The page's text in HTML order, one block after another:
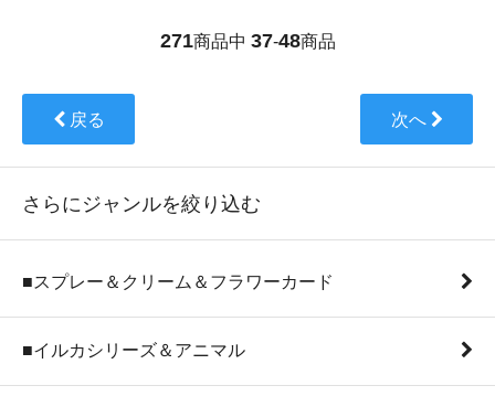
271商品中 37-48商品
戻る 次へ
さらにジャンルを絞り込む
■スプレー＆クリーム＆フラワーカード
■イルカシリーズ＆アニマル